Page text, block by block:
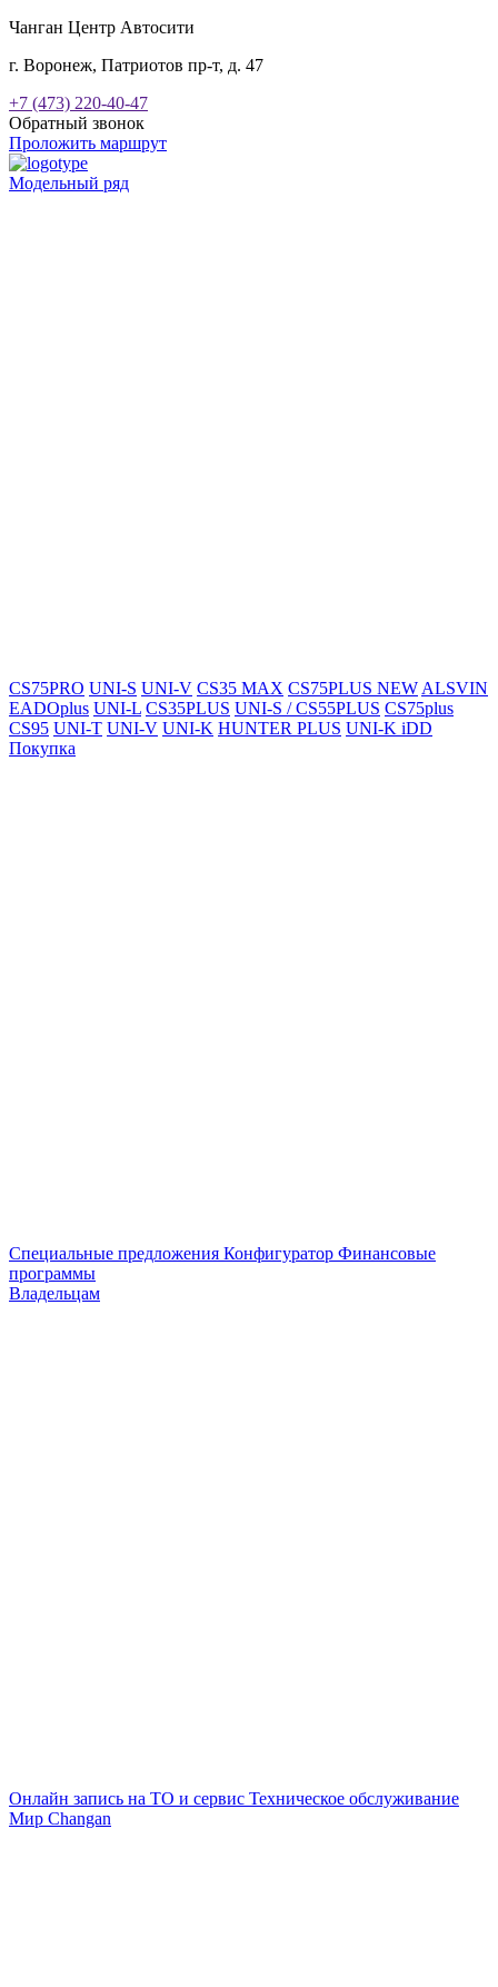
Чанган Центр Автосити
г. Воронеж, Патриотов пр-т, д. 47
+7 (473) 220-40-47
Обратный звонок
Проложить маршрут
Модельный ряд
CS75PRO UNI-S UNI-V CS35 MAX CS75PLUS NEW ALSVIN
EADOplus UNI-L CS35PLUS UNI-S / CS55PLUS CS75plus
CS95 UNI-T UNI-V UNI-K HUNTER PLUS UNI-K iDD
Покупка
Специальные предложения Конфигуратор Финансовые
программы
Владельцам
Онлайн запись на ТО и сервис Техническое обслуживание
Мир Changan